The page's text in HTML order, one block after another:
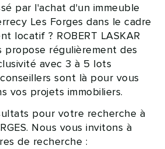
par l'achat d'un immeuble
Les Forges dans le cadre
locatif ? ROBERT LASKAR
propose régulièrement des
avec 3 à 5 lots
sont là pour vous
vos projets immobiliers.
pour votre recherche à
Nous vous invitons à
de recherche :